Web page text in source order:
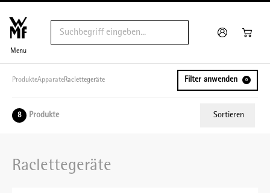
Menu
ProdukteApparateRaclettegeräte Filter anwenden 0
8 Produkte Sortieren
Raclettegeräte